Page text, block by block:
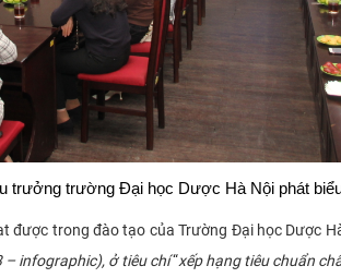
trưởng trường Đại học Dược Hà Nội phát
được trong đào tạo của Trường Đại học Dược
infographic), ở tiêu chí“xếp hạng tiêu chuẩn